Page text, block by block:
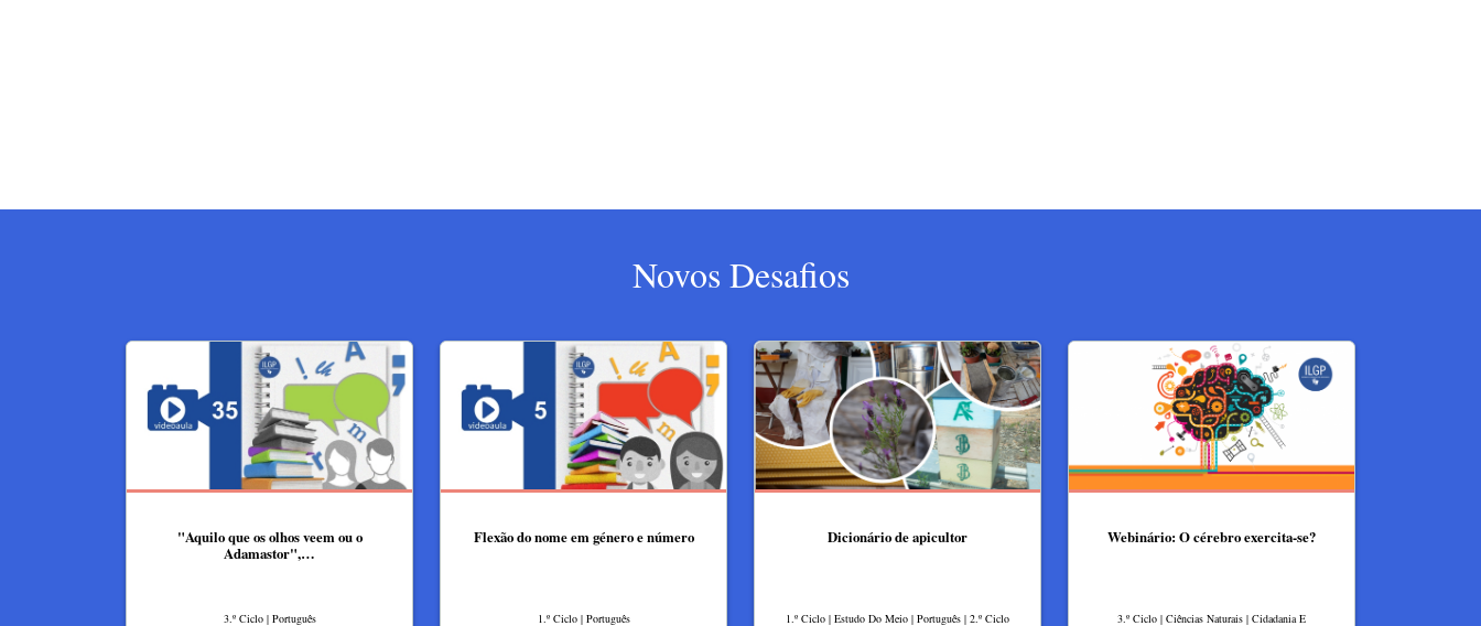
Novos Desafios
"Aquilo que os olhos veem ou o
Adamastor",…
3.º Ciclo | Português
Flexão do nome em género e número
1.º Ciclo | Português
Dicionário de apicultor
1.º Ciclo | Estudo Do Meio | Português | 2.º Ciclo
Webinário: O cérebro exercita-se?
3.º Ciclo | Ciências Naturais | Cidadania E